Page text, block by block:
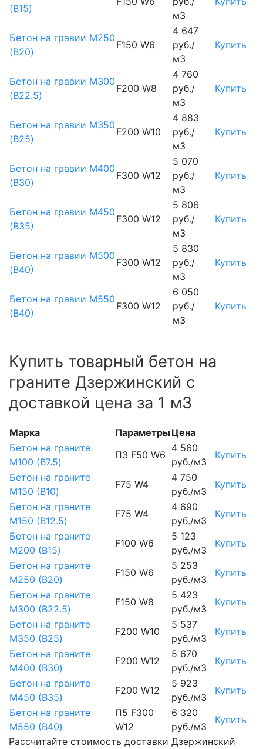
(B15)
м3
Бетон на гравии М250
(B20)
F150 W6
4 647
руб./
м3
Купить
Бетон на гравии М300
(B22.5)
F200 W8
4 760
руб./
м3
Купить
Бетон на гравии М350
(B25)
F200 W10
4 883
руб./
м3
Купить
Бетон на гравии М400
(B30)
F300 W12
5 070
руб./
м3
Купить
Бетон на гравии М450
(В35)
F300 W12
5 806
руб./
м3
Купить
Бетон на гравии М500
(В40)
F300 W12
5 830
руб./
м3
Купить
Бетон на гравии М550
(В40)
F300 W12
6 050
руб./
м3
Купить
Купить товарный бетон на
граните Дзержинский с
доставкой цена за 1 м3
Марка ПараметрыЦена
Бетон на граните
М100 (B7.5)
П3 F50 W6
4 560
руб./м3
Купить
Бетон на граните
М150 (B10)
F75 W4
4 750
руб./м3
Купить
Бетон на граните
М150 (B12.5)
F75 W4
4 690
руб./м3
Купить
Бетон на граните
М200 (B15)
F100 W6
5 123
руб./м3
Купить
Бетон на граните
М250 (B20)
F150 W6
5 253
руб./м3
Купить
Бетон на граните
М300 (B22.5)
F150 W8
5 423
руб./м3
Купить
Бетон на граните
М350 (B25)
F200 W10
5 537
руб./м3
Купить
Бетон на граните
М400 (B30)
F200 W12
5 670
руб./м3
Купить
Бетон на граните
М450 (B35)
F200 W12
5 923
руб./м3
Купить
Бетон на граните
М550 (B40)
П5 F300
W12
6 320
руб./м3
Купить
Рассчитайте стоимость доставки Дзержинский